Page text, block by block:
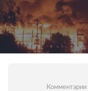
Комментарии